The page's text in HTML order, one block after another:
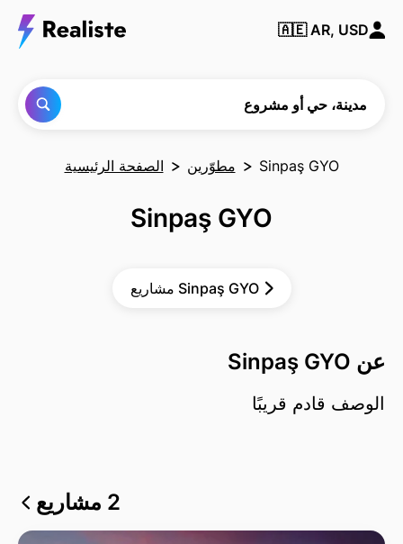
🇦🇪AR, USD
مدينة، حي أو مشروع
الصفحة الرئيسية مطوّرين Sinpaş GYO
Sinpaş GYO
مشاريع Sinpaş GYO
عن Sinpaş GYO
الوصف قادم قريبًا
2 مشاريع